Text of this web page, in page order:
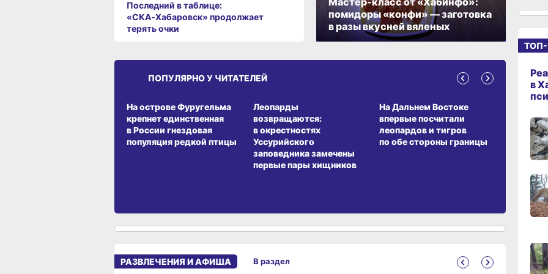
Последний в таблице:
«СКА‑Хабаровск» продолжает
терять очки
помидоры «конфи» — заготовка
в разы вкусней вяленых
ПОПУЛЯРНО У ЧИТАТЕЛЕЙ
На острове Фуругельма
крепнет единственная
в России гнездовая
популяция редкой птицы
Леопарды
возвращаются:
в окрестностях
Уссурийского
заповедника замечены
первые пары хищников
На Дальнем Востоке
впервые посчитали
леопардов и тигров
по обе стороны границы
ЗЕМЛЯКИ
РАЗВЛЕЧЕНИЯ И АФИША В раздел
11:14,
ТОП-
в